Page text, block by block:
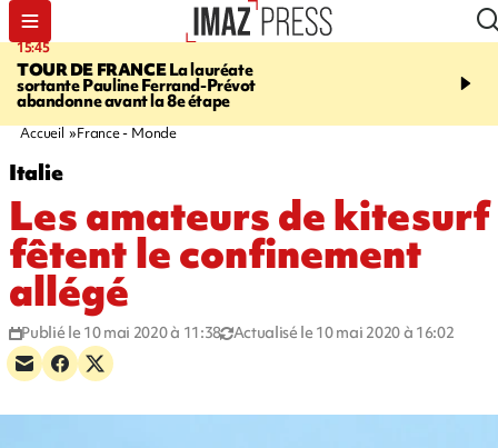
15:45
TOUR DE FRANCELa lauréate
sortante Pauline Ferrand-Prévot
abandonne avant la 8e étape
20:17
routière, concours de
Accueil France - Monde
Italie
Les amateurs de kitesurf
fêtent le confinement
allégé
Publié le 10 mai 2020 à 11:38 Actualisé le 10 mai 2020 à 16:02